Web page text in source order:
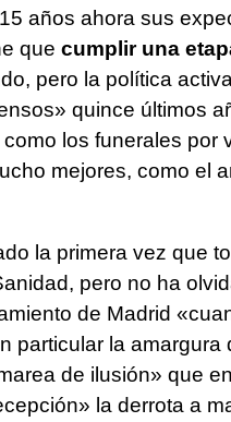
años ahora sus
que cumplir una
pero la política
quince últimos
los funerales por
mejores, como el
la primera vez que
pero no ha
de Madrid
particular la amargura
de ilusión» que
la derrota a